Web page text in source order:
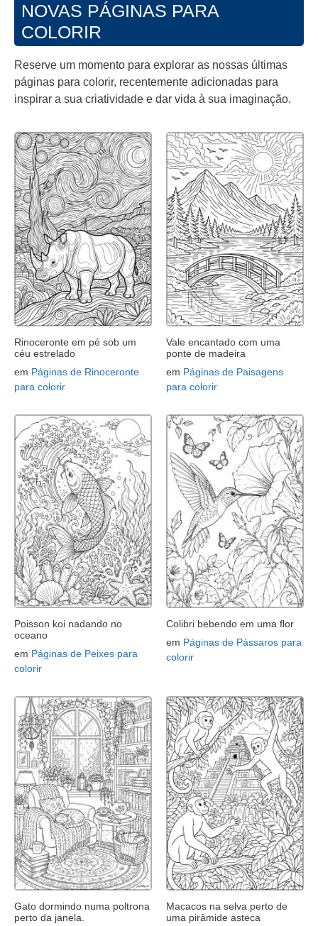
NOVAS PÁGINAS PARA
COLORIR
Reserve um momento para explorar as nossas últimas
páginas para colorir, recentemente adicionadas para
inspirar a sua criatividade e dar vida à sua imaginação.
Rinoceronte em pé sob um
céu estrelado
em Páginas de Rinoceronte
para colorir
Vale encantado com uma
ponte de madeira
em Páginas de Paisagens
para colorir
Poisson koi nadando no
oceano
em Páginas de Peixes para
colorir
Colibri bebendo em uma flor
em Páginas de Pássaros para
colorir
Gato dormindo numa poltrona
perto da janela.
Macacos na selva perto de
uma pirâmide asteca